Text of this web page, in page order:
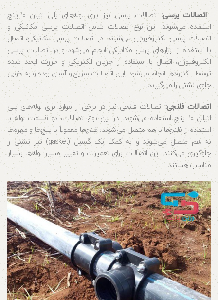
اتصالات پرسی:
اتصالات پرسی نیز برای لوله‌های پلی اتیلن 10 اینچ
استفاده می‌شوند. این نوع اتصالات شامل اتصالات پرسی مکانیکی و
اتصالات پرسی الکتروفیوژن می‌شوند. در اتصالات پرسی مکانیکی، اتصال
با استفاده از ابزارهای پرس مکانیکی انجام می‌شود و در اتصالات پرسی
الکتروفیوژن، اتصال با استفاده از جریان الکتریکی و حرارت ایجاد شده
توسط الکترودها انجام می‌شود. این اتصالات سریع و آسان بوده و به خوبی
جلوی نشتی را می‌گیرند.
اتصالات فلنجی:اتصالات فلنجی نیز در برخی از موارد برای لوله‌های پلی
اتیلن 10 اینچ استفاده می‌شوند. در این نوع اتصالات، دو قسمت لوله با
استفاده از فلنج‌ها با هم متصل می‌شوند. فلنج‌ها معمولاً با پیچ‌ها و مهره‌ها
به هم متصل می‌شوند و به کمک یک گسیل (gasket) نیز نشتی را
جلوگیری می‌کنند. این اتصالات برای تعمیرات و تغییر مسیر لوله‌ها بسیار
مناسب هستند.